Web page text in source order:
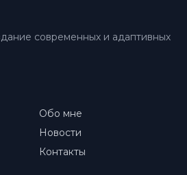
современных и адаптивных
Обо мне
Новости
Контакты